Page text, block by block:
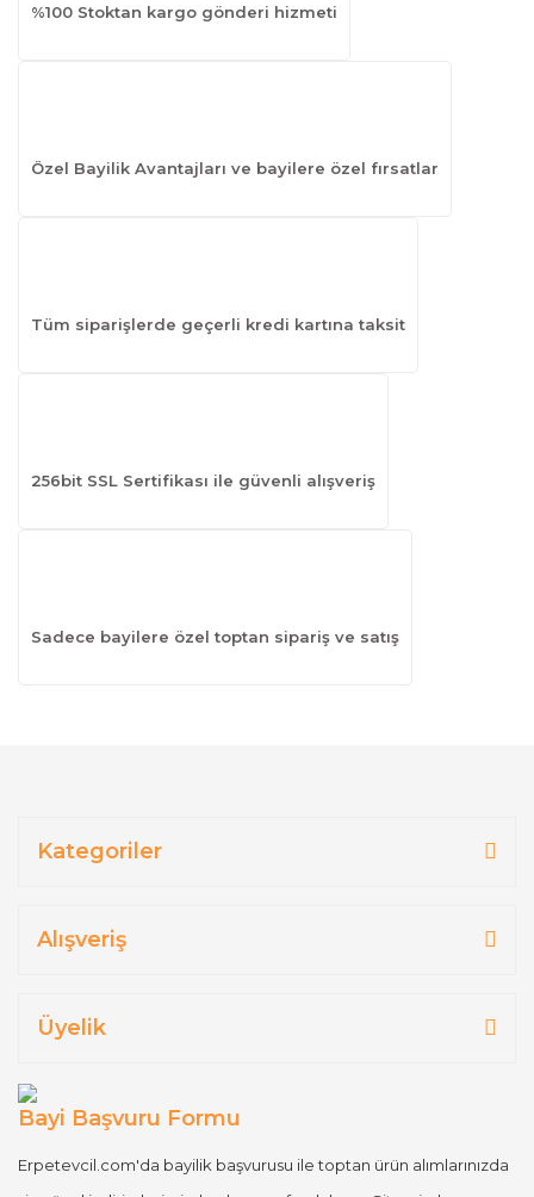
%100 Stoktan kargo gönderi hizmeti
Özel Bayilik Avantajları ve bayilere özel fırsatlar
Tüm siparişlerde geçerli kredi kartına taksit
256bit SSL Sertifikası ile güvenli alışveriş
Sadece bayilere özel toptan sipariş ve satış
Kategoriler
Alışveriş
Üyelik
Bayi Başvuru Formu
Erpetevcil.com'da bayilik başvurusu ile toptan ürün alımlarınızda